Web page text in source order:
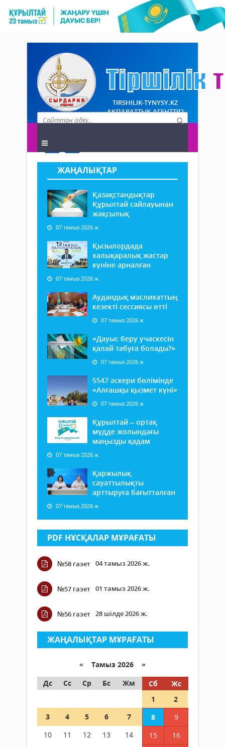
TIRSHILIK-TYNYSY.KZ
АҚПАРАТТЫҚ АГЕНТТІГІ
ЖАҢАЛЫҚТАР
Қазақстандықтар
Құрылтай сайлауынан
жақсылық
07 тамыз 2026 ж.
Қызылордада
халықаралық жастар
күніне арналған
07 тамыз 2026 ж.
Аудандық мәслихаттың
кезекті сессиясы өтті
07 тамыз 2026 ж.
«Дауыс беру учаскесін
қалай табуға болады?»
07 тамыз 2026 ж.
5547 әскери бөлімінде
«Алғашқы қызмет күні»
07 тамыз 2026 ж.
Құрылтай – ортақ
мүдде жолындағы
маңызды қадам
07 тамыз 2026 ж.
Қаржылық
сауаттылықты
арттыруға бағытталған
07 тамыз 2026 ж.
PDF НҰСҚАЛАР МҰРАҒАТЫ
№58 газет 04 тамыз 2026 ж.
№57 газет 01 тамыз 2026 ж.
№56 газет 28 шілде 2026 ж.
ЖАҢАЛЫҚТАР МҰРАҒАТЫ
« Тамыз 2026 »
Дс
Сс Ср Бс Жм Сб
Жс
1
2
3
4 5 6 7 8
9
10
11 12 13 14 15
16